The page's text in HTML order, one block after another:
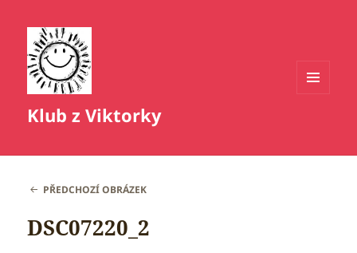
Klub z Viktorky
PŘEDCHOZÍ OBRÁZEK
DSC07220_2